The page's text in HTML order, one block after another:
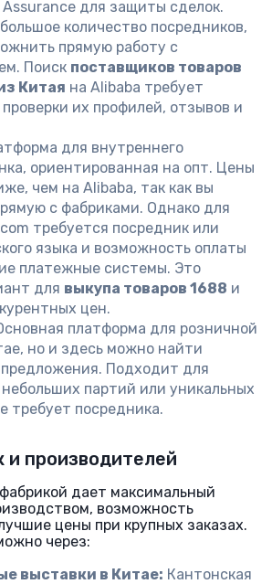
для защиты сделок.
количество посредников,
прямую работу с
Поиск поставщиков товаров
Китая на Alibaba требует
их профилей, отзывов и
для внутреннего
ориентированная на опт. Цены
чем на Alibaba, так как вы
с фабриками. Однако для
требуется посредник или
языка и возможность оплаты
платежные системы. Это
для выкупа товаров 1688 и
цен.
платформа для розничной
но и здесь можно найти
Подходит для
партий или уникальных
требует посредника.
и производителей
дает максимальный
возможность
цены при крупных заказах.
через:
выставки в Китае: Кантонская